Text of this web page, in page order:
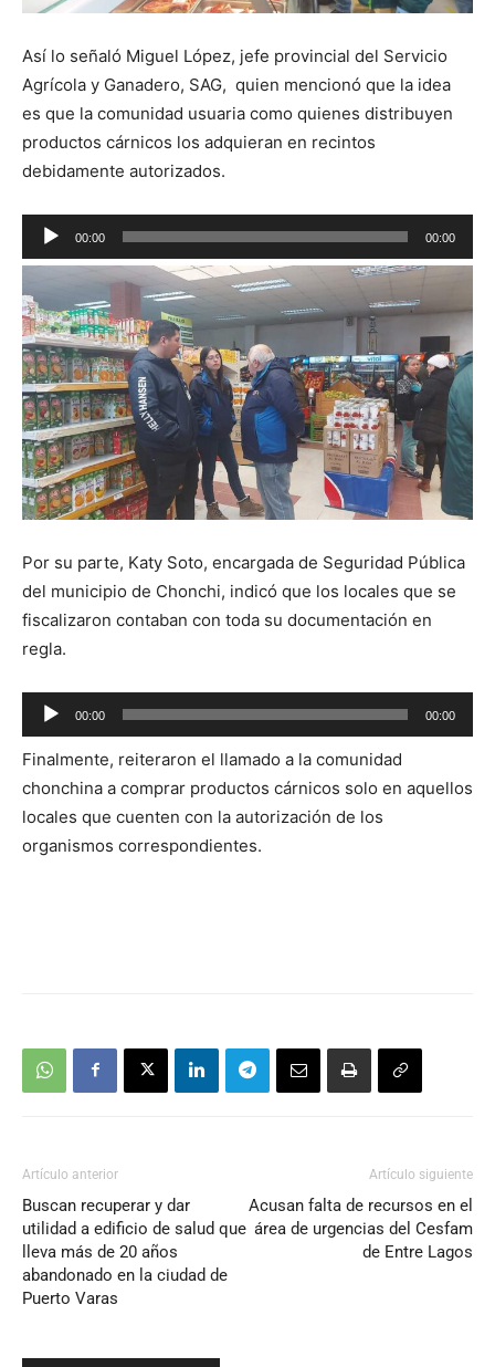
Así lo señaló Miguel López, jefe provincial del Servicio
Agrícola y Ganadero, SAG, quien mencionó que la idea
es que la comunidad usuaria como quienes distribuyen
productos cárnicos los adquieran en recintos
debidamente autorizados.
Reproductor
de
audio
00:00 00:00
Por su parte, Katy Soto, encargada de Seguridad Pública
del municipio de Chonchi, indicó que los locales que se
fiscalizaron contaban con toda su documentación en
regla.
Reproductor
de
audio
00:00 00:00
Finalmente, reiteraron el llamado a la comunidad
chonchina a comprar productos cárnicos solo en aquellos
locales que cuenten con la autorización de los
organismos correspondientes.
Artículo anterior
Buscan recuperar y dar
utilidad a edificio de salud que
lleva más de 20 años
abandonado en la ciudad de
Puerto Varas
Artículo siguiente
Acusan falta de recursos en el
área de urgencias del Cesfam
de Entre Lagos